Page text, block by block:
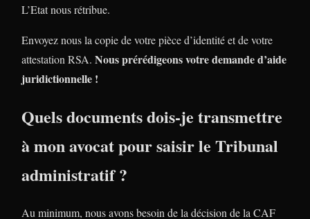
L’Etat nous rétribue.
Envoyez nous la copie de votre pièce d’identité et de votre
attestation RSA. Nous prérédigeons votre demande d’aide
juridictionnelle !
Quels documents dois-je transmettre
à mon avocat pour saisir le Tribunal
administratif ?
Au minimum, nous avons besoin de la décision de la CAF